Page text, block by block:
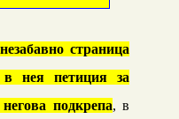
страница
в нея петиция за
подкрепа, в